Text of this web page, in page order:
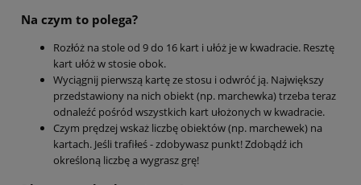
Na czym to polega?
Rozłóż na stole od 9 do 16 kart i ułóż je w kwadracie. Resztę
kart ułóż w stosie obok.
Wyciągnij pierwszą kartę ze stosu i odwróć ją. Największy
przedstawiony na nich obiekt (np. marchewka) trzeba teraz
odnaleźć pośród wszystkich kart ułożonych w kwadracie.
Czym prędzej wskaż liczbę obiektów (np. marchewek) na
kartach. Jeśli trafiłeś - zdobywasz punkt! Zdobądź ich
określoną liczbę a wygrasz grę!